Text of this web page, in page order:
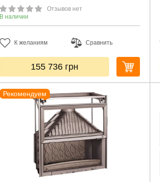
Отзывов нет
В наличии
К желаниям Сравнить
155 736 грн
Рекомендуем